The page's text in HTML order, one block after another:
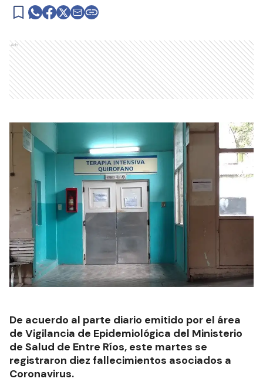
Ads
De acuerdo al parte diario emitido por el área
de Vigilancia de Epidemiológica del Ministerio
de Salud de Entre Ríos, este martes se
registraron diez fallecimientos asociados a
Coronavirus.